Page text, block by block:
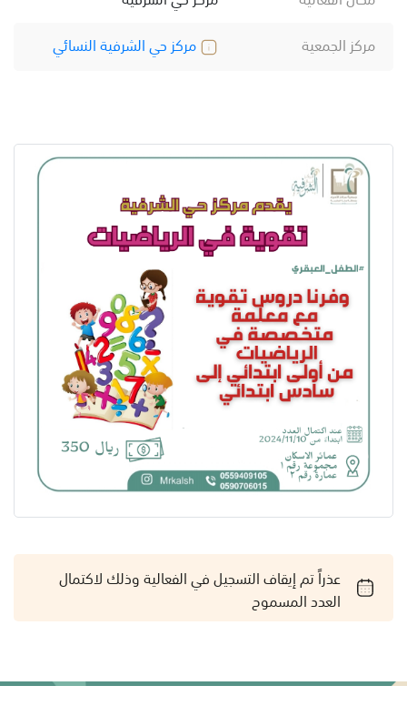
مركز الجمعية
مركز حي الشرفية النسائي
عذراً تم إيقاف التسجيل في الفعالية وذلك لاكتمال
العدد المسموح